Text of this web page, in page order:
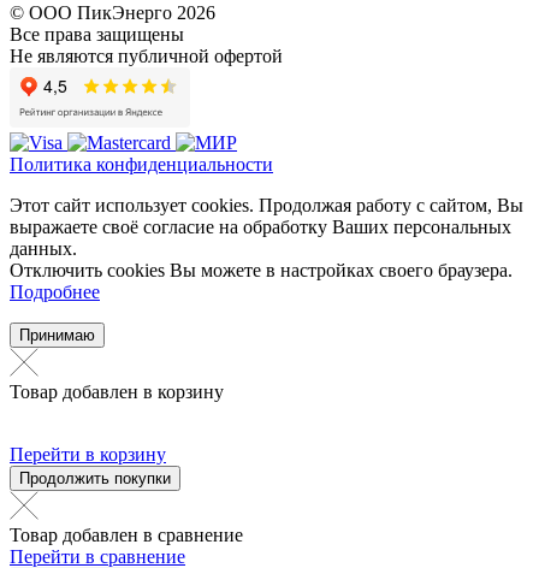
© ООО ПикЭнерго 2026
Все права защищены
Не являются публичной офертой
Политика конфиденциальности
Этот сайт использует cookies. Продолжая работу с сайтом, Вы
выражаете своё согласие на обработку Ваших персональных
данных.
Отключить cookies Вы можете в настройках своего браузера.
Подробнее
Принимаю
Товар добавлен в корзину
Перейти в корзину
Продолжить покупки
Товар добавлен в сравнение
Перейти в сравнение